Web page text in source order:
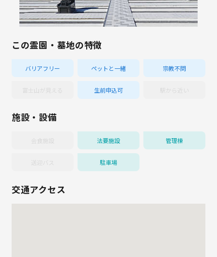
この霊園・墓地の特徴
バリアフリー ペットと一緒 宗教不問
生前申込可
施設・設備
法要施設 管理棟
駐車場
交通アクセス